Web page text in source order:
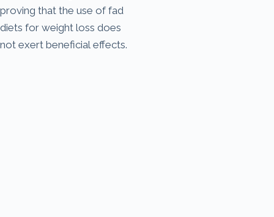
proving that the use of fad
diets for weight loss does
not exert beneficial effects.